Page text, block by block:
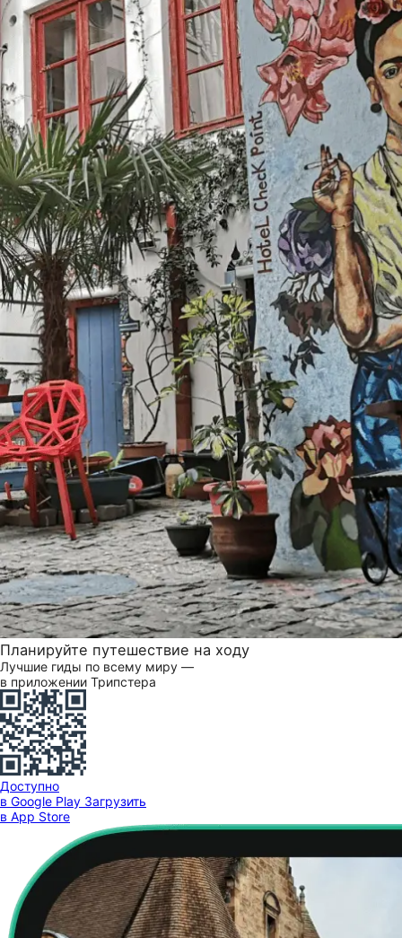
Планируйте путешествие на ходу
Лучшие гиды по всему миру —
в приложении Трипстера
Доступно
в Google Play Загрузить
в App Store